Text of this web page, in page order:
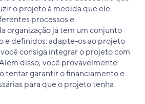
o projeto à medida que ele
processos e
organização já tem um conjunto
e definidos: adapte-os ao projeto
consiga integrar o projeto com
disso, você provavelmente
tentar garantir o financiamento e
para que o projeto tenha